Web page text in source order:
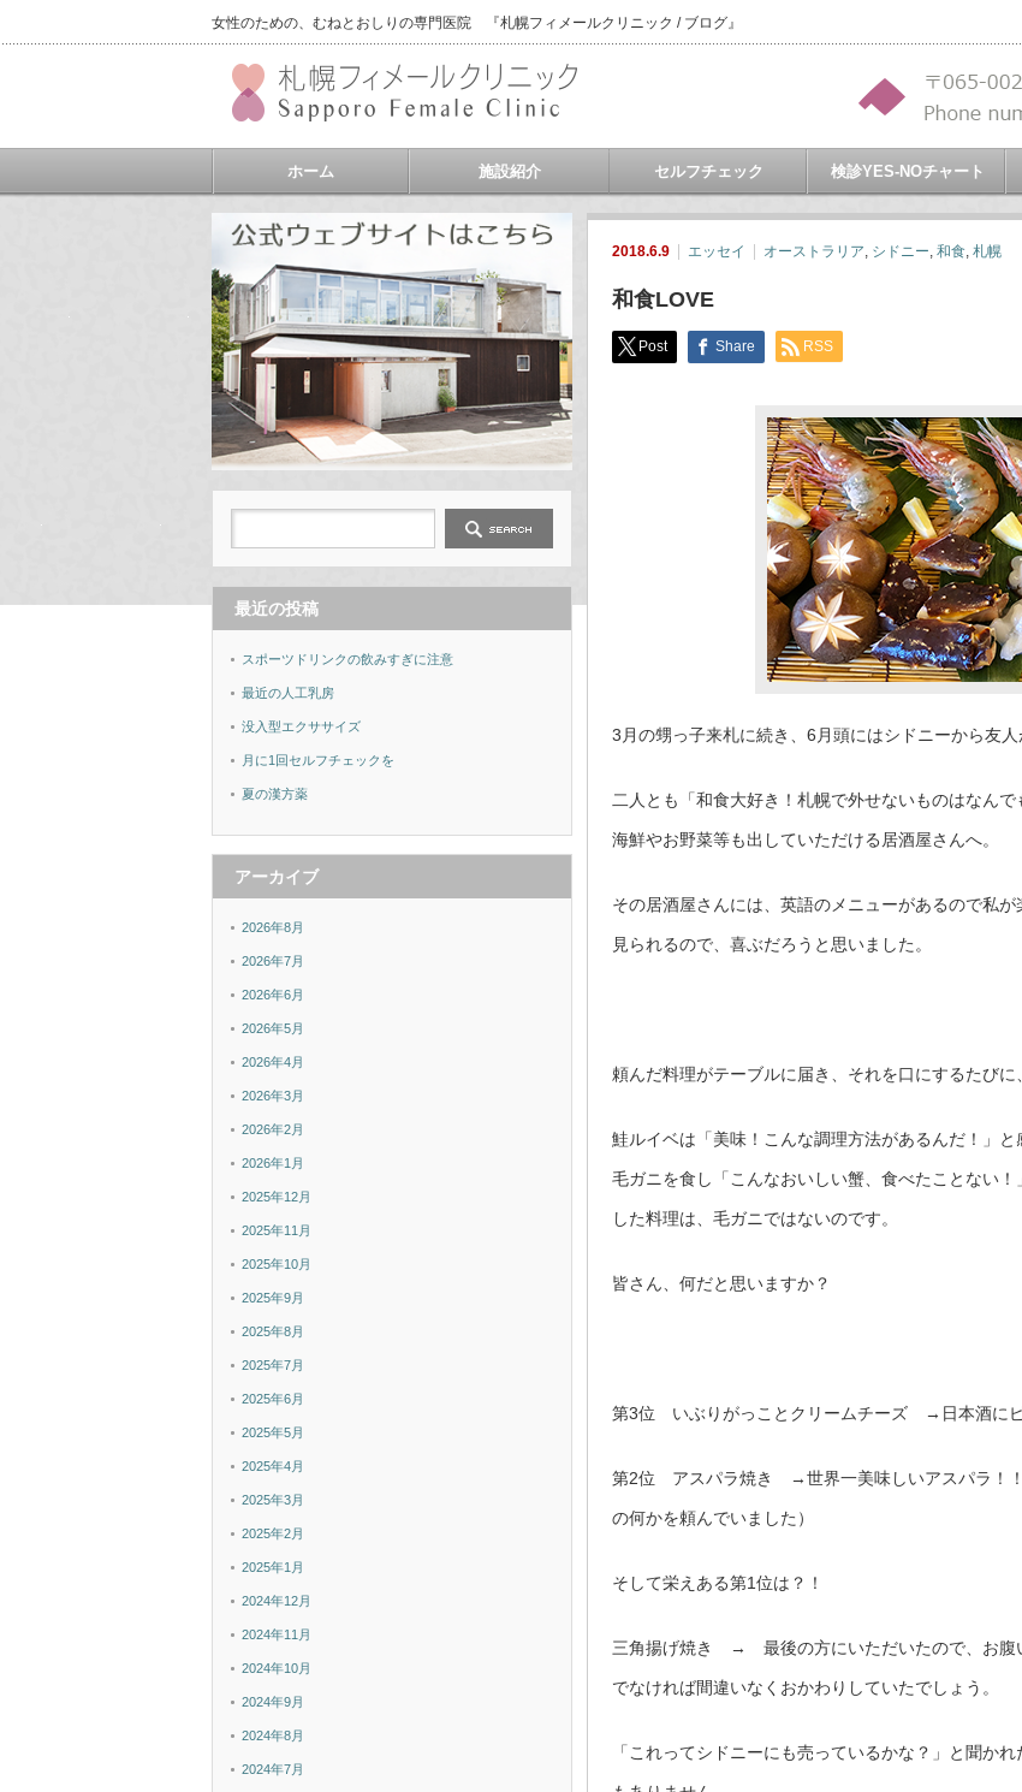
女性のための、むねとおしりの専門医院 『札幌フィメールクリニック / ブログ』
ホーム 施設紹介 セルフチェック 検診YES-NOチャート
2018.6.9 エッセイ オーストラリア, シドニー, 和食, 札幌
和食LOVE
Post Share RSS
3月の甥っ子来札に続き、6月頭にはシドニーから友
二人とも「和食大好き！札幌で外せないものはなん
海鮮やお野菜等も出していただける居酒屋さんへ。
その居酒屋さんには、英語のメニューがあるので私
見られるので、喜ぶだろうと思いました。
頼んだ料理がテーブルに届き、それを口にするたび
鮭ルイベは「美味！こんな調理方法があるんだ！」
毛ガニを食し「こんなおいしい蟹、食べたことない
した料理は、毛ガニではないのです。
皆さん、何だと思いますか？
第3位 いぶりがっことクリームチーズ →日本酒にピ
第2位 アスパラ焼き →世界一美味しいアスパラ！！
の何かを頼んでいました）
そして栄えある第1位は？！
三角揚げ焼き → 最後の方にいただいたので、お腹
でなければ間違いなくおかわりしていたでしょう。
「これってシドニーにも売っているかな？」と聞か
最近の投稿
スポーツドリンクの飲みすぎに注意
最近の人工乳房
没入型エクササイズ
月に1回セルフチェックを
夏の漢方薬
アーカイブ
2026年8月
2026年7月
2026年6月
2026年5月
2026年4月
2026年3月
2026年2月
2026年1月
2025年12月
2025年11月
2025年10月
2025年9月
2025年8月
2025年7月
2025年6月
2025年5月
2025年4月
2025年3月
2025年2月
2025年1月
2024年12月
2024年11月
2024年10月
2024年9月
2024年8月
2024年7月